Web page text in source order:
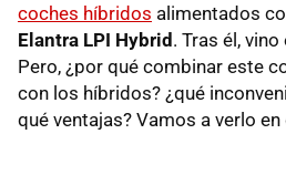
coches híbridos alimentados
Elantra LPI Hybrid . Tras él, vino
Pero, ¿por qué combinar este
con los híbridos? ¿qué
qué ventajas? Vamos a verlo en